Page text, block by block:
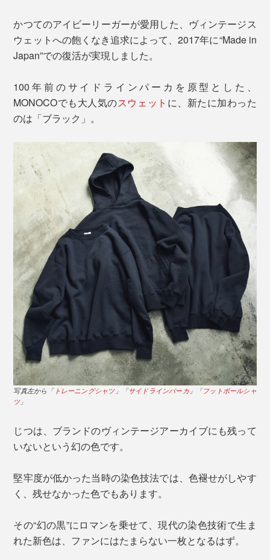
かつてのアイビーリーガーが愛用した、ヴィンテージス
ウェットへの飽くなき追求によって、2017年に“Made in
Japan”での復活が実現しました。
100年前のサイドラインパーカを原型とした、
MONOCOでも大人気のスウェット に、新たに加わった
のは「ブラック」。
写真左から「トレーニングシャツ」「サイドラインパーカ」「フットボールシャ
ツ」
じつは、ブランドのヴィンテージアーカイブにも残って
いないという幻の色です。
堅牢度が低かった当時の染色技法では、色褪せがしやす
く、残せなかった色でもあります。
その“幻の黒”にロマンを乗せて、現代の染色技術で生ま
れた新色は、ファンにはたまらない一枚となるはず。